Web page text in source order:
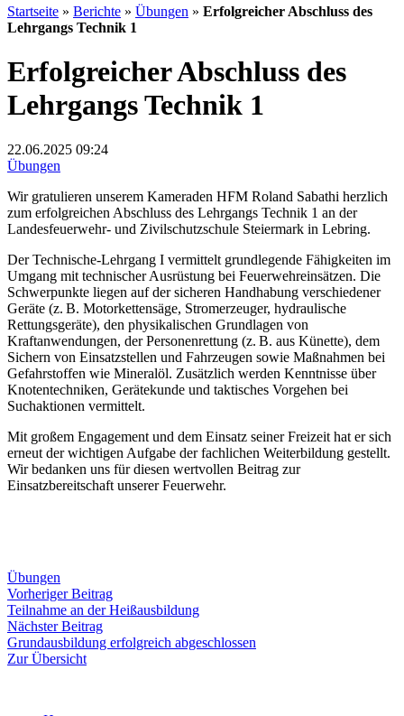
Startseite » Berichte » Übungen » Erfolgreicher Abschluss des
Lehrgangs Technik 1
Erfolgreicher Abschluss des
Lehrgangs Technik 1
22.06.2025 09:24
Übungen
Wir gratulieren unserem Kameraden HFM Roland Sabathi herzlich
zum erfolgreichen Abschluss des Lehrgangs Technik 1 an der
Landesfeuerwehr- und Zivilschutzschule Steiermark in Lebring.
Der Technische-Lehrgang I vermittelt grundlegende Fähigkeiten im
Umgang mit technischer Ausrüstung bei Feuerwehreinsätzen. Die
Schwerpunkte liegen auf der sicheren Handhabung verschiedener
Geräte (z. B. Motorkettensäge, Stromerzeuger, hydraulische
Rettungsgeräte), den physikalischen Grundlagen von
Kraftanwendungen, der Personenrettung (z. B. aus Künette), dem
Sichern von Einsatzstellen und Fahrzeugen sowie Maßnahmen bei
Gefahrstoffen wie Mineralöl. Zusätzlich werden Kenntnisse über
Knotentechniken, Gerätekunde und taktisches Vorgehen bei
Suchaktionen vermittelt.
Mit großem Engagement und dem Einsatz seiner Freizeit hat er sich
erneut der wichtigen Aufgabe der fachlichen Weiterbildung gestellt.
Wir bedanken uns für diesen wertvollen Beitrag zur
Einsatzbereitschaft unserer Feuerwehr.
Übungen
Beitragsnavigation
Vorheriger BeitragVorheriger
Beitrag:
Teilnahme an der Heißausbildung
Nächster BeitragNächster
Beitrag:
Grundausbildung erfolgreich abgeschlossen
Zur Übersicht